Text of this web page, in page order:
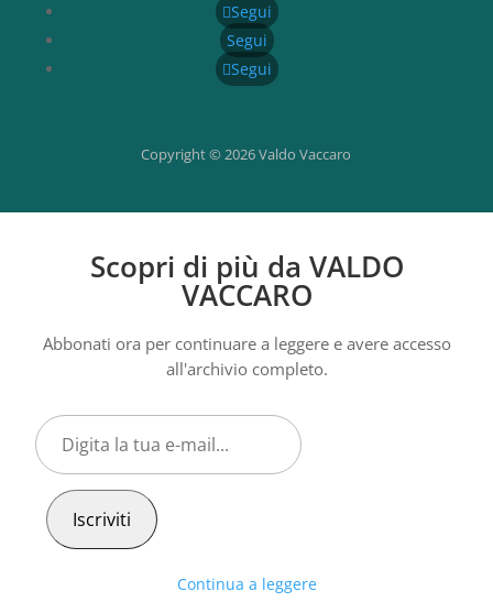
Segui
Segui
Segui
Copyright © 2026 Valdo Vaccaro
Scopri di più da VALDO
VACCARO
Abbonati ora per continuare a leggere e avere accesso
all'archivio completo.
Digita
la
tua
mail...Iscriviti
Continua a leggere